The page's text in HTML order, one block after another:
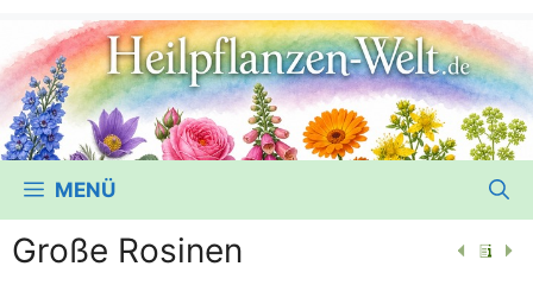
MENÜ
Große Rosinen